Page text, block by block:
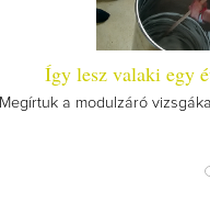
Így lesz valaki egy
Megírtuk a modulzáró